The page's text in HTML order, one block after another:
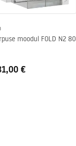
moodul FOLD N2 80
€